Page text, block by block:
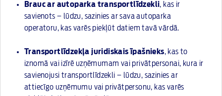
Brauc ar autoparka transportlīdzekli, kas ir
savienots – lūdzu, sazinies ar sava autoparka
operatoru, kas varēs piekļūt datiem tavā vārdā.
Transportlīdzekļa juridiskais īpašnieks, kas to
iznomā vai izīrē uzņēmumam vai privātpersonai, kura ir
savienojusi transportlīdzekli – lūdzu, sazinies ar
attiecīgo uzņēmumu vai privātpersonu, kas varēs